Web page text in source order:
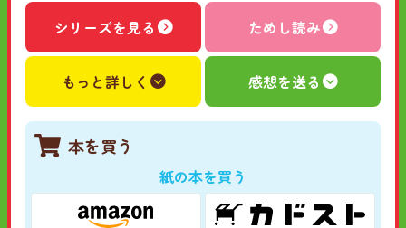
シリーズを見る ためし読み
もっと詳しく 感想を送る
本を買う
紙の本を買う